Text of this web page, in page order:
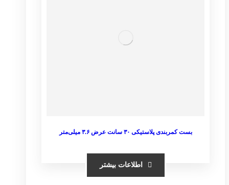
بست کمربندی پلاستیکی ۳۰ سانت عرض ۳.۶ میلی‌متر
اطلاعات بیشتر